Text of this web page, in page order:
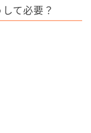
て必要？